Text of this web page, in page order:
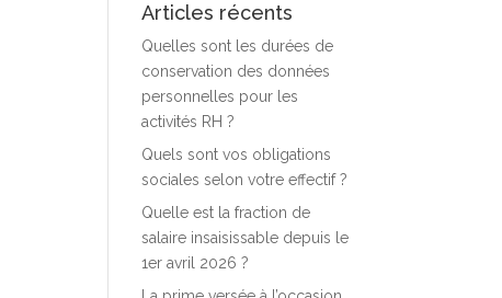
Articles récents
Quelles sont les durées de
conservation des données
personnelles pour les
activités RH ?
Quels sont vos obligations
sociales selon votre effectif ?
Quelle est la fraction de
salaire insaisissable depuis le
1er avril 2026 ?